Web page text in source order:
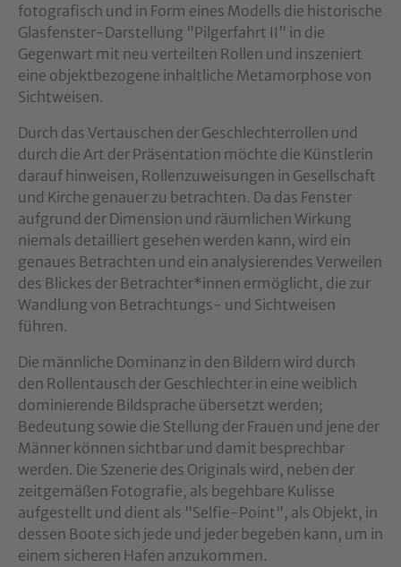
fotografisch und in Form eines Modells die histori­sche
Glasfenster-Darstellung "Pilgerfahrt II" in die
Gegenwart mit neu verteilten Rollen und inszeniert
eine objektbezogene inhaltliche Metamorphose von
Sichtweisen.
Durch das Vertauschen der Geschlechterrollen und
durch die Art der Präsentation möchte die Künst­lerin
darauf hinweisen, Rollenzuweisungen in Gesellschaft
und Kirche genauer zu betrachten. Da das Fenster
aufgrund der Dimension und räumlichen Wirkung
niemals detailliert gesehen werden kann, wird ein
genaues Betrachten und ein analysierendes Verweilen
des Blickes der Betrachter*innen ermöglicht, die zur
Wandlung von Betrachtungs- und Sichtweisen
führen.
Die männliche Dominanz in den Bildern wird durch
den Rollentausch der Geschlechter in eine weib­lich
dominierende Bildsprache übersetzt werden;
Bedeutung sowie die Stellung der Frauen und jene der
Männer können sichtbar und damit besprechbar
werden. Die Szenerie des Originals wird, neben der
zeitgemäßen Fotografie, als begehbare Kulisse
aufgestellt und dient als "Selfie-Point", als Objekt, in
dessen Boote sich jede und jeder begeben kann, um in
einem sicheren Hafen anzukommen.